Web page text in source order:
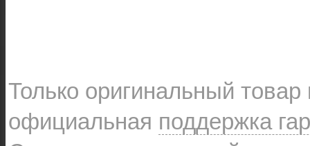
Только оригинальный
официальная поддержка